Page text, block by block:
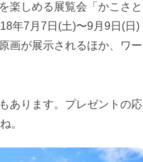
楽しめる展覧会「かこさと
年7月7日(土)〜9月9日(日)
画が展示されるほか、ワー
あります。プレゼントの応
。